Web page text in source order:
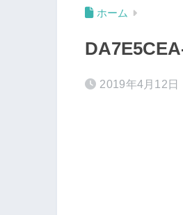
ホーム
2019年4月12日